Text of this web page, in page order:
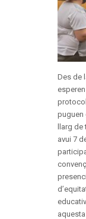
Des de
puguen
llarg de
avui 7